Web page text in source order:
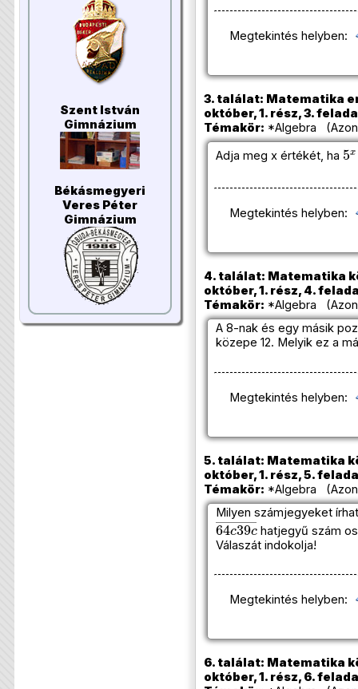
Szent István
Gimnázium
Békásmegyeri
Veres Péter
Gimnázium
Megtekintés helyben:
3. találat: Matematika
október, 1. rész, 3.
Témakör: *Algebra
Adja meg x értékét, ha
5x
Megtekintés helyben:
4. találat: Matematika
október, 1. rész, 4.
Témakör: *Algebra
A 8-nak és egy másik
közepe 12. Melyik ez a
Megtekintés helyben:
5. találat: Matematika
október, 1. rész, 5.
Témakör: *Algebra
Milyen számjegyeket
64c39c―
hatjegyű szám
Válaszát indokolja!
Megtekintés helyben:
6. találat: Matematika
október, 1. rész, 6.